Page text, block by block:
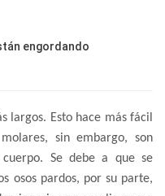
engordando
largos. Esto hace más fácil
sin embargo, son
Se debe a que se
osos pardos, por su parte,